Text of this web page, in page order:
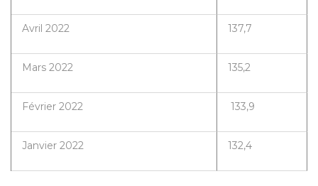
Avril 2022 137,7
Mars 2022 135,2
Février 2022 133,9
Janvier 2022 132,4